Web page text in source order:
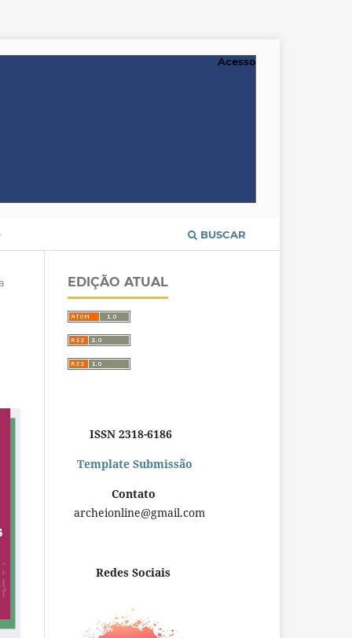
BUSCAR
Acesso
EDIÇÃO ATUAL
ISSN 2318-6186
Template Submissão
Contato
archeionline@gmail.com
Redes Sociais